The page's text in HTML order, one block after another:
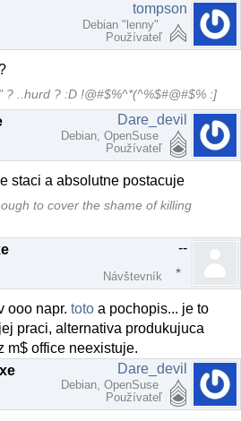
tompson
Debian "lenny"
Používateľ
? ..hurd ? :D !@#$%^*(^%$#@#$% :]
Dare_devil
Debian, OpenSuse
Používateľ
staci a absolutne postacuje
to cover the shame of killing
--
Návštevník
ooo napr.toto a pochopis... je to
praci, alternativa produkujuca
m$ office neexistuje.
Dare_devil
Debian, OpenSuse
Používateľ